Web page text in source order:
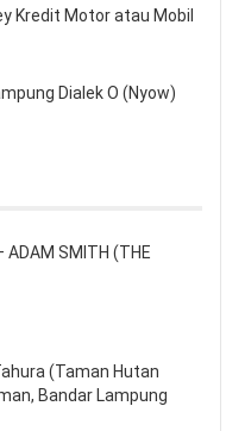
Kredit Motor atau Mobil
Dialek O (Nyow)
ADAM SMITH (THE
(Taman Hutan
Bandar Lampung